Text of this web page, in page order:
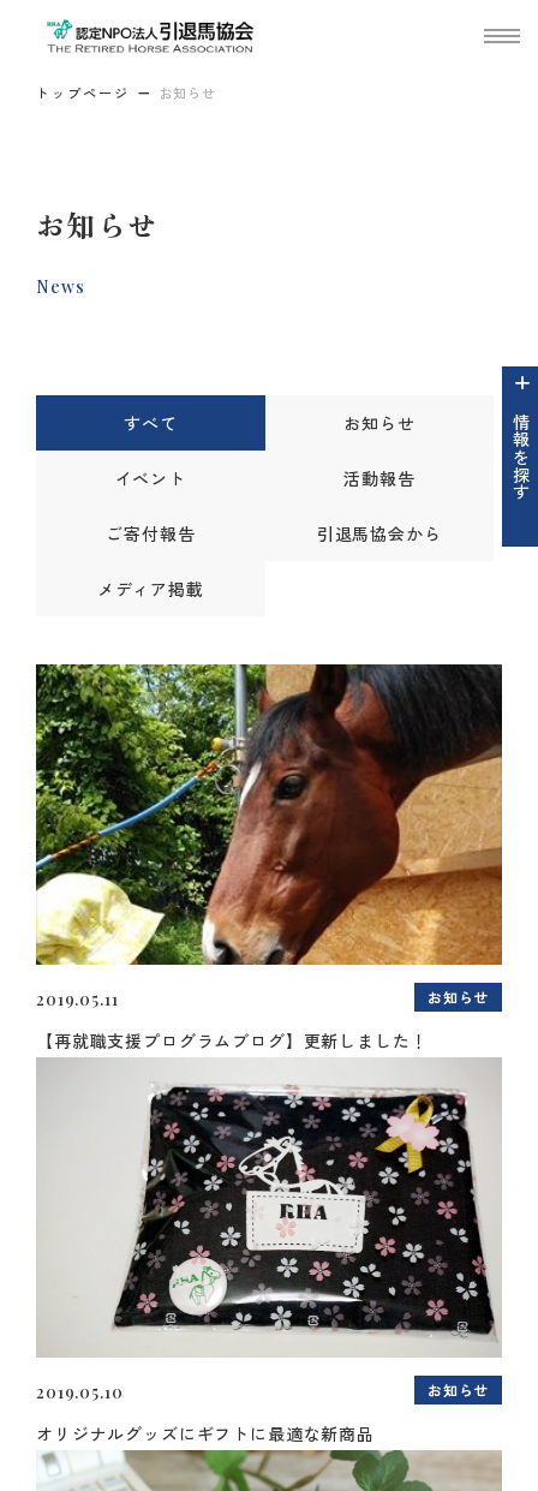
トップページ お知らせ
お知らせ
News
情報を探す
すべて お知らせ
イベント 活動報告
ご寄付報告 引退馬協会から
メディア掲載
2019.05.11 お知らせ
【再就職支援プログラムブログ】更新しました！
2019.05.10 お知らせ
オリジナルグッズにギフトに最適な新商品